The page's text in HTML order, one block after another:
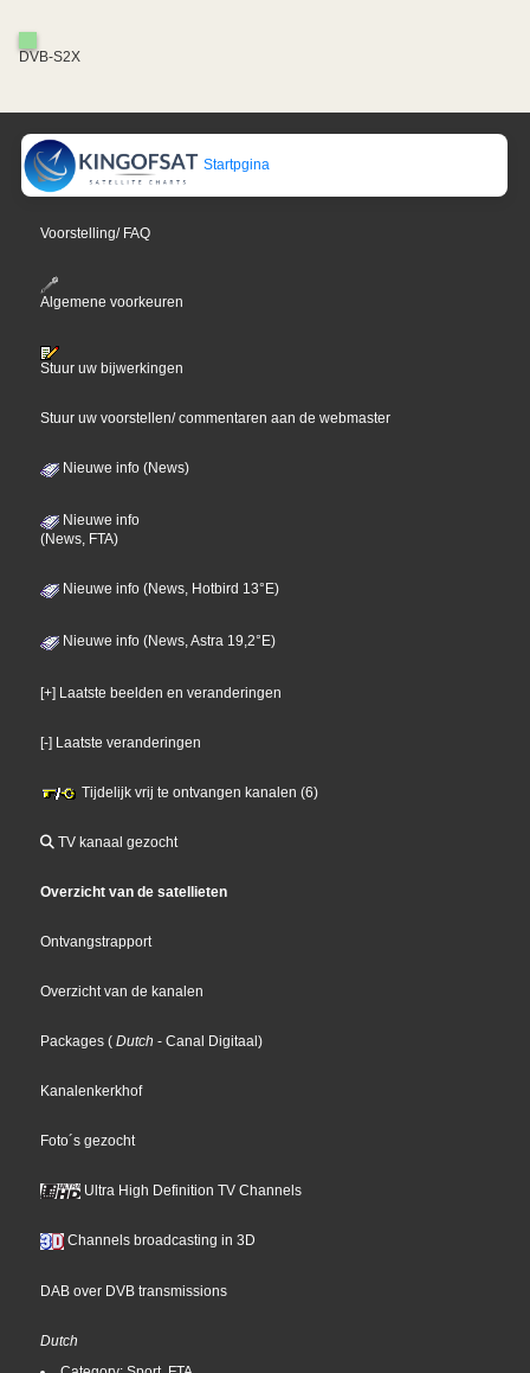
DVB-S2X
Startpgina
Voorstelling/ FAQ
Algemene voorkeuren
Stuur uw bijwerkingen
Stuur uw voorstellen/ commentaren aan de webmaster
Nieuwe info (News)
Nieuwe info
(News, FTA)
Nieuwe info (News, Hotbird 13°E)
Nieuwe info (News, Astra 19,2°E)
[+] Laatste beelden en veranderingen
[-] Laatste veranderingen
Tijdelijk vrij te ontvangen kanalen (6)
TV kanaal gezocht
Overzicht van de satellieten
Ontvangstrapport
Overzicht van de kanalen
Packages ( Dutch - Canal Digitaal)
Kanalenkerkhof
Foto´s gezocht
Ultra High Definition TV Channels
Channels broadcasting in 3D
DAB over DVB transmissions
Dutch